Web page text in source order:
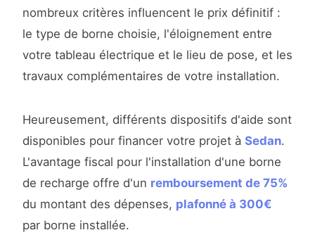
nombreux critères influencent le prix définitif :
le type de borne choisie, l'éloignement entre
votre tableau électrique et le lieu de pose, et les
travaux complémentaires de votre installation.
Heureusement, différents dispositifs d'aide sont
disponibles pour financer votre projet à Sedan.
L'avantage fiscal pour l'installation d'une borne
de recharge offre d'un remboursement de 75%
du montant des dépenses, plafonné à 300€
par borne installée.